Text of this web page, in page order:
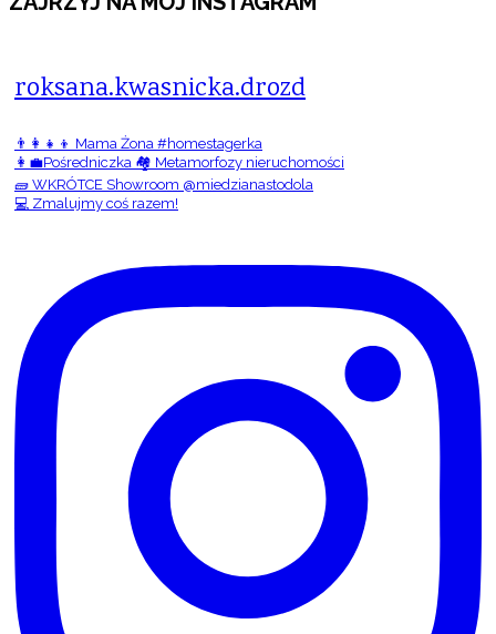
roksana.kwasnicka.drozd
👨‍👩‍👧‍👦 Mama Żona #homestagerka
👩‍💼Pośredniczka 🏘️ Metamorfozy nieruchomości
🧱 WKRÓTCE Showroom @miedzianastodola
💻 Zmalujmy coś razem!